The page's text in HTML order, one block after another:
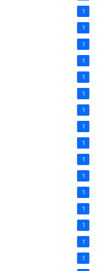
1
1
1
1
1
1
1
1
1
1
1
1
1
1
1
1